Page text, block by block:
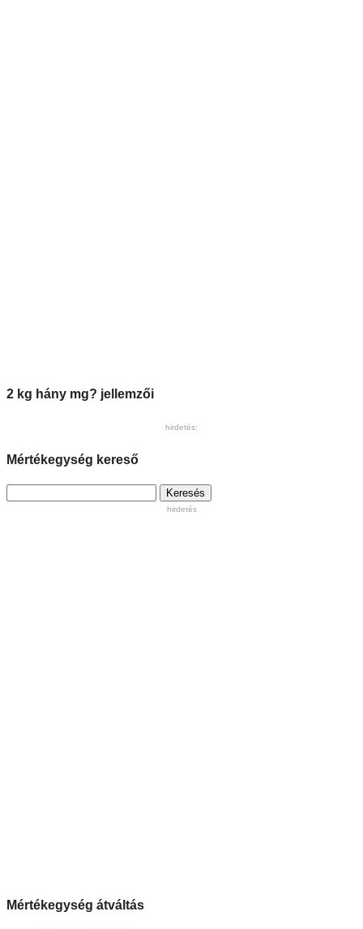
2 kg hány mg? jellemzői
hirdetés:
Mértékegység kereső
hirdetés
Mértékegység átváltás